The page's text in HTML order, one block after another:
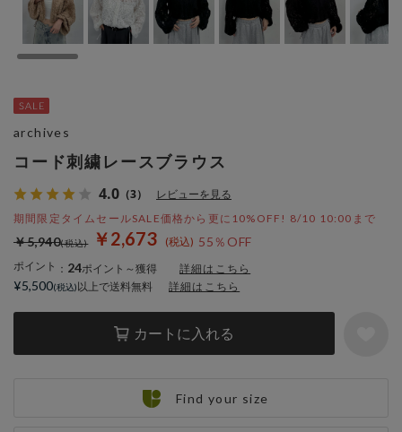
コード刺繍レースブラウス
4.0 （3） レビューを見る
期間限定タイムセールSALE価格から更に10%OFF! 8/10 10:00まで
￥2,673 55％OFF
￥5,940
ポイント ： 24ポイント～獲得 詳細はこちら
カートに入れる
archives
¥5,500 以上で送料無料 詳細はこちら
Find your size